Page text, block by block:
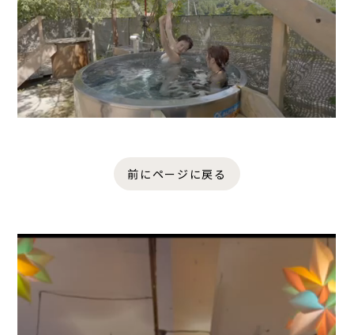
前にページに戻る